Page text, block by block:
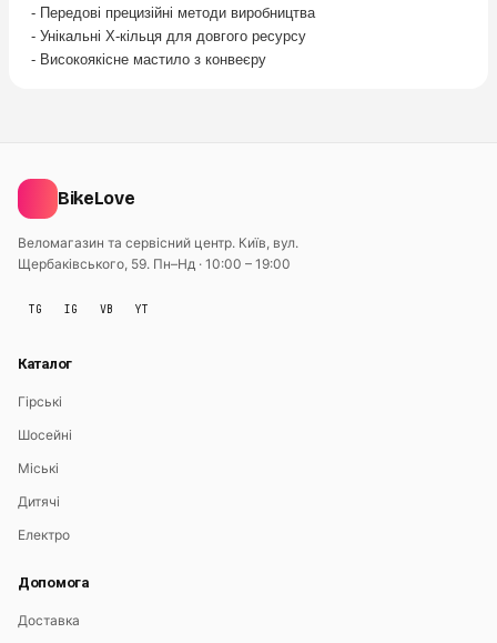
- Передові прецизійні методи виробництва
- Унікальні X-кільця для довгого ресурсу
- Високоякісне мастило з конвеєру
BikeLove
Веломагазин та сервісний центр. Київ, вул.
Щербаківського, 59. Пн–Нд · 10:00 – 19:00
TG IG VB YT
Каталог
Гірські
Шосейні
Міські
Дитячі
Електро
Допомога
Доставка